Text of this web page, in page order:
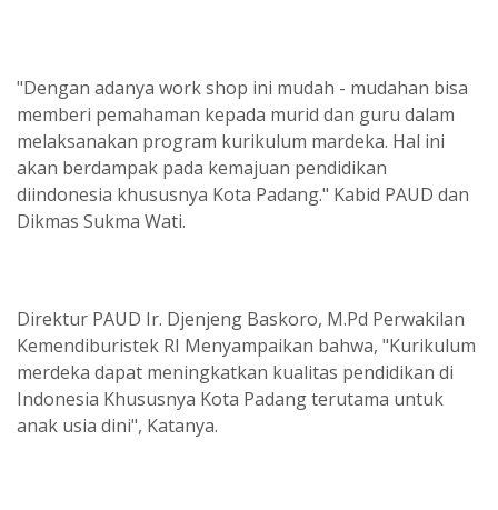
"Dengan adanya work shop ini mudah - mudahan bisa
memberi pemahaman kepada murid dan guru dalam
melaksanakan program kurikulum mardeka. Hal ini
akan berdampak pada kemajuan pendidikan
diindonesia khususnya Kota Padang." Kabid PAUD dan
Dikmas Sukma Wati.
Direktur PAUD Ir. Djenjeng Baskoro, M.Pd Perwakilan
Kemendiburistek RI Menyampaikan bahwa, "Kurikulum
merdeka dapat meningkatkan kualitas pendidikan di
Indonesia Khususnya Kota Padang terutama untuk
anak usia dini", Katanya.